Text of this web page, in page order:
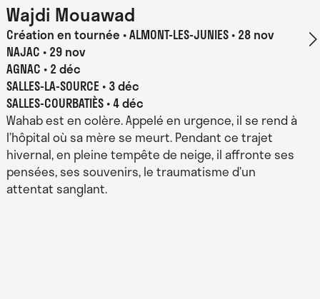
Wajdi Mouawad
Création en tournée ALMONT-LES-JUNIES • 28 nov
NAJAC • 29 nov
AGNAC • 2 déc
SALLES-LA-SOURCE • 3 déc
SALLES-COURBATIÈS • 4 déc
Wahab est en colère. Appelé en urgence, il se rend à
l’hôpital où sa mère se meurt. Pendant ce trajet
hivernal, en pleine tempête de neige, il affronte ses
pensées, ses souvenirs, le traumatisme d’un
attentat sanglant.